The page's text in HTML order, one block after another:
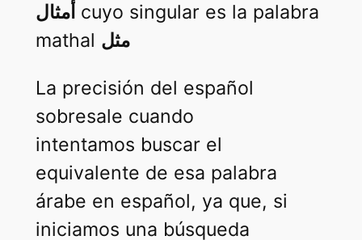
أمثال cuyo singular es la palabra
mathal مثل
La precisión del español
sobresale cuando
intentamos buscar el
equivalente de esa palabra
árabe en español, ya que, si
iniciamos una búsqueda